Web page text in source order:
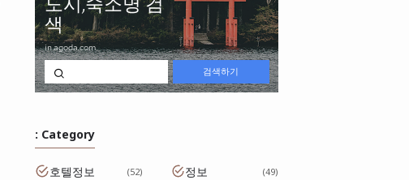
: Category
호텔정보 52 정보 49